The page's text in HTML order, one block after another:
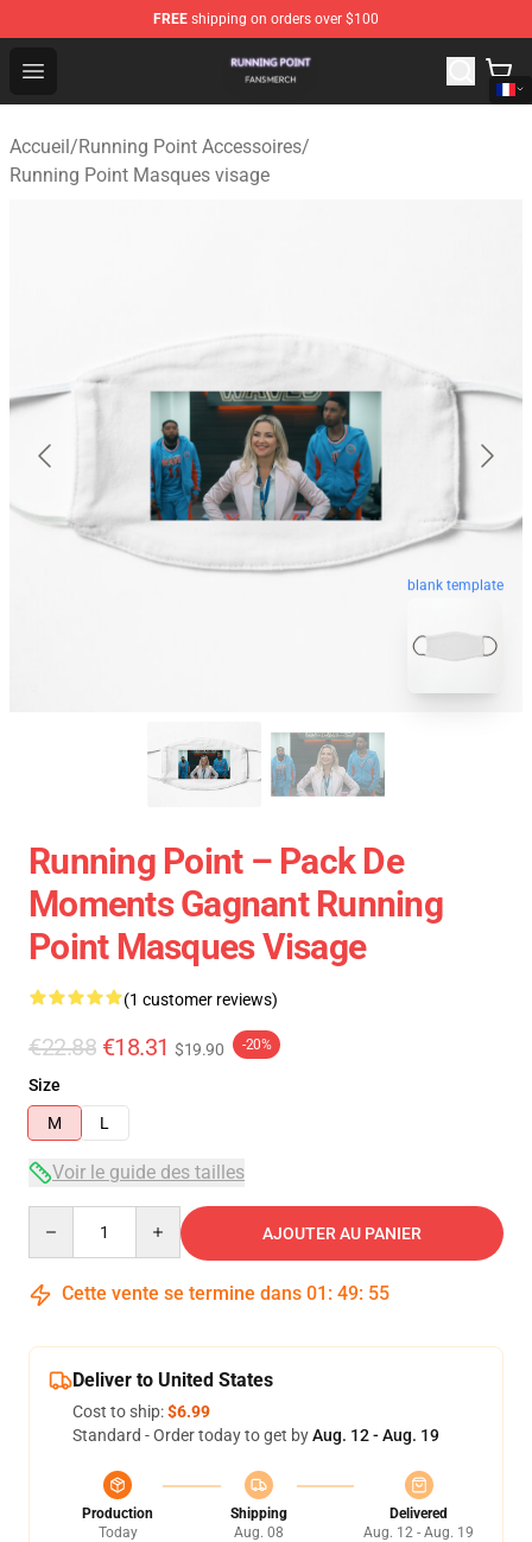
FREE shipping on orders over $100
Open menu
Running Point Shop - Official Running Point
Accueil/Running Point Accessoires/
Running Point Masques visage
blank template
Running Point – Pack De
Moments Gagnant Running
Point Masques Visage
(1 customer reviews)
€22.88 €18.31 $19.90 -20%
Size
M
L
Voir le guide des tailles
AJOUTER AU PANIER
Cette vente se termine dans 01 : 49: 54
Deliver to United States
Cost to ship:$6.99
Standard - Order today to get byAug. 12 - Aug. 19
Production
Today
Shipping
Aug. 08
Delivered
Aug. 12 - Aug. 19